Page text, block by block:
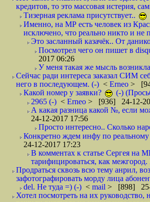
кредитов, то это массовая истерия,
Тизерная реклама присутствует..
Именно, на МР есть человек из
исключено, что реально никто и не
Это засланный казачёк.. От
Посмотрел чего он пишет в
2017 06:26
У меня такая же мысль
Сейчас ради интереса заказал СИМ
него в последующем. (-) < Erneo >
Какой номер у заявки?
(-)
2965 (-) < Erneo > [936] 24-12-
А какая разница какой №, если
24-12-2017 17:56
Просто интересно.. Сколько
Конкретно ждем инфу по
24-12-2017 17:23
В комментах к статье Сергея на
тарифицироваться, как
Продраться сквозь всю тему анрил,
зафотографировать морду лица
del. Не туда =) (-) < mail > [898] 25-
Хотел посмотреть на их